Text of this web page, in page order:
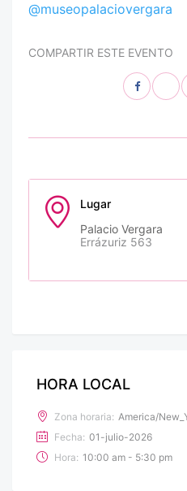
@museopalaciovergara
COMPARTIR ESTE EVENTO
Lugar
Palacio Vergara
Errázuriz 563
HORA LOCAL
Zona horaria: America/
Fecha: 01-julio-2026
Hora: 10:00 am - 5:30 pm